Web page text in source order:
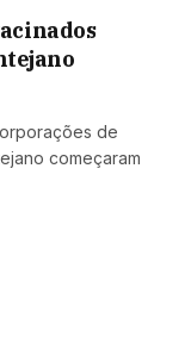
de
começaram